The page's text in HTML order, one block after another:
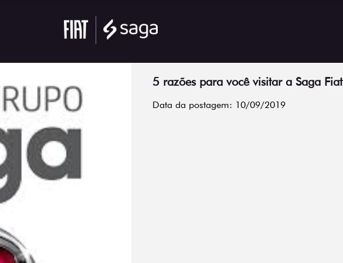
5 razões para você visitar a Saga Fiat
Data da postagem: 10/09/2019